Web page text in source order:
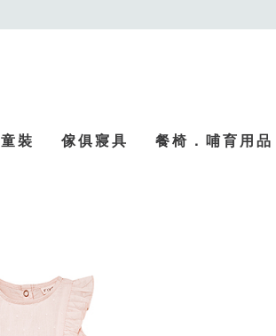
童裝 傢俱寢具 餐椅．哺育用品